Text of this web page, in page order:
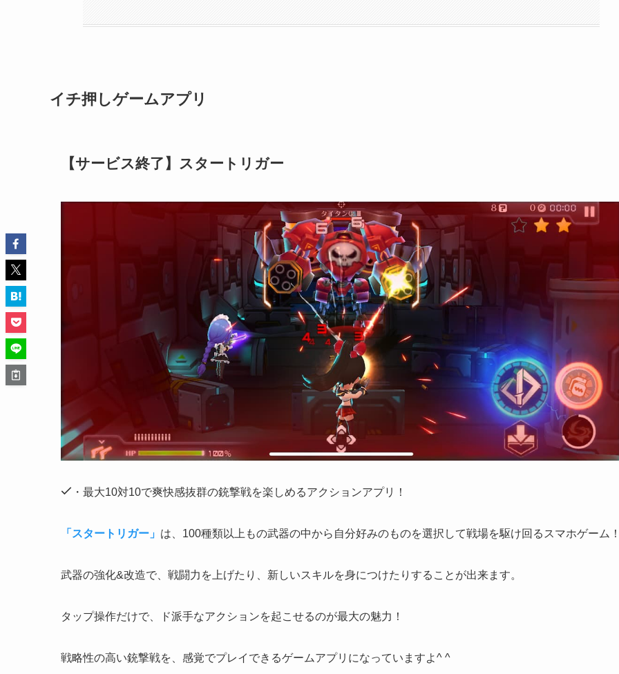
イチ押しゲームアプリ
【サービス終了】スタートリガー
・最大10対10で爽快感抜群の銃撃戦を楽しめるアクションアプリ！
「スタートリガー」 は、100種類以上もの武器の中から自分好みのものを選択して戦場を駆け回るスマホゲーム
武器の強化&改造で、戦闘力を上げたり、新しいスキルを身につけたりすることが出来ます。
タップ操作だけで、ド派手なアクションを起こせるのが最大の魅力！
戦略性の高い銃撃戦を、 感覚でプレイできるゲームアプリ になっていますよ^ ^